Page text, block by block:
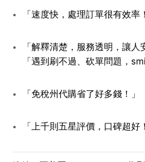
「速度快，處理訂單很有效率
「解釋清楚，服務透明，讓人
「遇到刷不過、砍單問題，
「免稅州代購省了好多錢！」
「上千則五星評價，口碑超好